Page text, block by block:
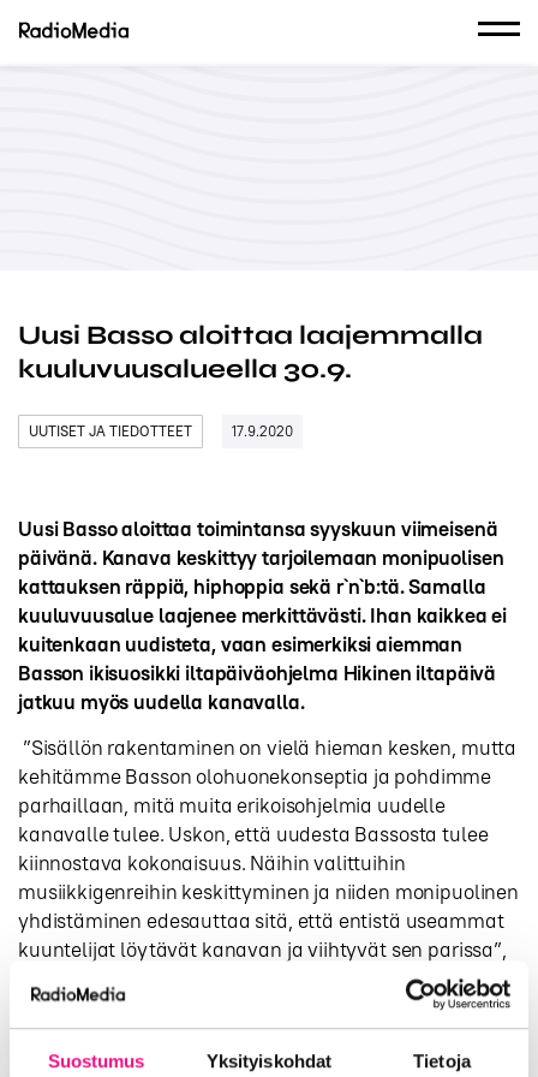
Suostumus Yksityiskohdat Tietoja
Uusi Basso aloittaa laajemmalla
kuuluvuusalueella 30.9.
UUTISET JA TIEDOTTEET 17.9.2020
Uusi Basso aloittaa toimintansa syyskuun viimeisenä
päivänä. Kanava keskittyy tarjoilemaan monipuolisen
kattauksen räppiä, hiphoppia sekä r`n`b:tä. Samalla
kuuluvuusalue laajenee merkittävästi. Ihan kaikkea ei
kuitenkaan uudisteta, vaan esimerkiksi aiemman
Basson ikisuosikki iltapäiväohjelma Hikinen iltapäivä
jatkuu myös uudella kanavalla.
”Sisällön rakentaminen on vielä hieman kesken, mutta
kehitämme Basson olohuonekonseptia ja pohdimme
parhaillaan, mitä muita erikoisohjelmia uudelle
kanavalle tulee. Uskon, että uudesta Bassosta tulee
kiinnostava kokonaisuus. Näihin valittuihin
musiikkigenreihin keskittyminen ja niiden monipuolinen
yhdistäminen edesauttaa sitä, että entistä useammat
kuuntelijat löytävät kanavan ja viihtyvät sen parissa”,
Sami Tenkanen.
Aiemman Bassoradion toiminta loppui tällä viikolla,
kun vanhalla kanavapaikalla aloitti kotimaiseen